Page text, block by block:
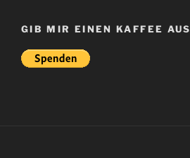
GIB MIR EINEN KAFFEE AUS